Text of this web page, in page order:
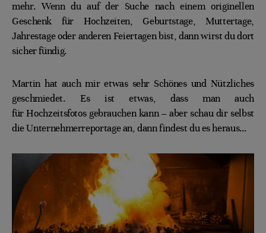
mehr. Wenn du auf der Suche nach einem originellen
Geschenk für Hochzeiten, Geburtstage, Muttertage,
Jahrestage oder anderen Feiertagen bist, dann wirst du dort
sicher fündig.
Martin hat auch mir etwas sehr Schönes und Nützliches
geschmiedet. Es ist etwas, dass man auch
für Hochzeitsfotos gebrauchen kann – aber schau dir selbst
die Unternehmerreportage an, dann findest du es heraus…